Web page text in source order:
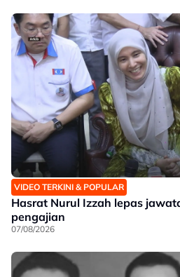
VIDEO TERKINI & POPULAR
Hasrat Nurul Izzah lepas
pengajian
07/08/2026